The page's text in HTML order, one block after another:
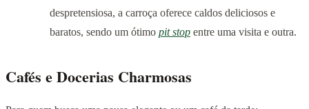
despretensiosa, a carroça oferece caldos deliciosos e
baratos, sendo um ótimo pit stop entre uma visita e outra.
Cafés e Docerias Charmosas